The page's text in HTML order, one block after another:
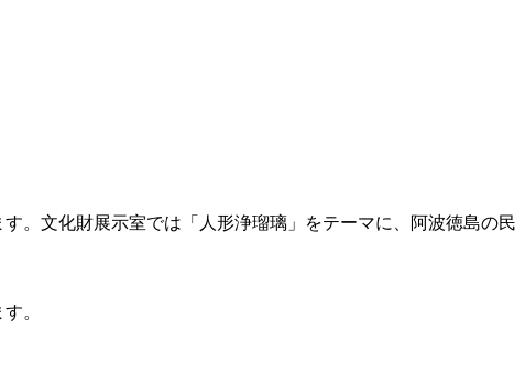
。文化財展示室では「人形浄瑠璃」をテーマに、阿波徳島の民
。